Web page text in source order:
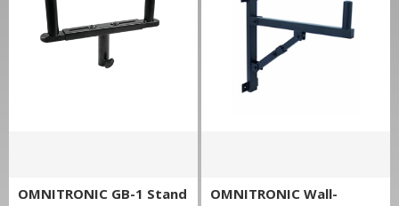
OMNITRONIC GB-1 Stand
OMNITRONIC Wall-